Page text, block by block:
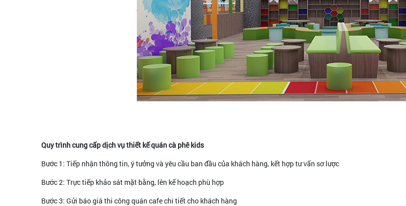
Quy trình cung cấp dịch vụ thiết kế quán cà phê kids
Bước 1: Tiếp nhận thông tin, ý tưởng và yêu cầu ban đầu của khách hàng, kết hợp tư vấn sơ lược
Bước 2: Trực tiếp khảo sát mặt bằng, lên kế hoạch phù hợp
Bước 3: Gửi báo giá thi công quán cafe chi tiết cho khách hàng